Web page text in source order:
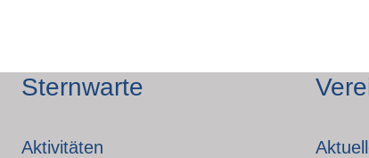
Sternwarte
Aktivitäten